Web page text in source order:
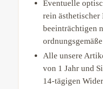
Eventuelle
rein ästhetischer
beeinträchtigen
Alle unsere
von 1 Jahr und
14-tägigen